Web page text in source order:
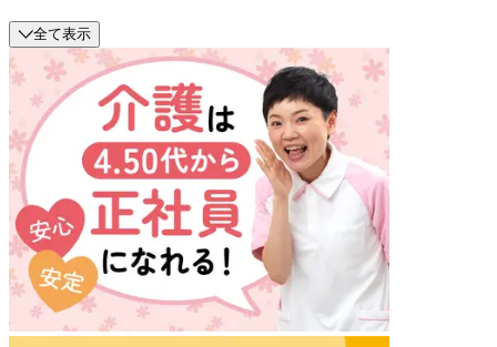
全て表示